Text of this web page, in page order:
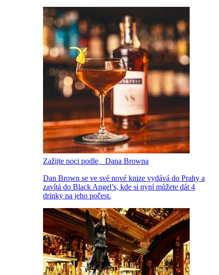
Zažijte noci podle Dana Browna
Dan Brown se ve své nové knize vydává do Prahy a
zavítá do Black Angel’s, kde si nyní můžete dát 4
drinky na jeho počest.